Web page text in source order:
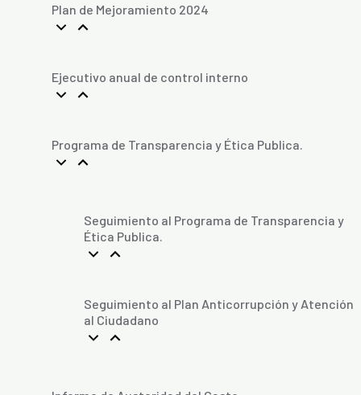
Plan de Mejoramiento 2024
Ejecutivo anual de control interno
Programa de Transparencia y Ética Publica.
Seguimiento al Programa de Transparencia y
Ética Publica.
Seguimiento al Plan Anticorrupción y Atención
al Ciudadano